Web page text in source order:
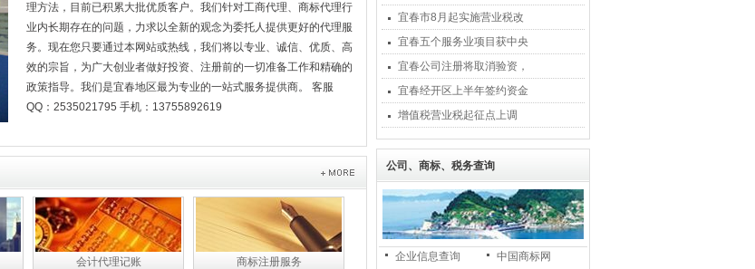
理方法，目前已积累大批优质客户。我们针对工商代理、商标代理行
业内长期存在的问题，力求以全新的观念为委托人提供更好的代理服
务。现在您只要通过本网站或热线，我们将以专业、诚信、优质、高
效的宗旨，为广大创业者做好投资、注册前的一切准备工作和精确的
政策指导。我们是宜春地区最为专业的一站式服务提供商。 客服
QQ：2535021795 手机：13755892619
会计代理记账 商标注册服务
宜春市8月起实施营业税改
宜春五个服务业项目获中央
宜春公司注册将取消验资，
宜春经开区上半年签约资金
增值税营业税起征点上调
公司、商标、税务查询
企业信息查询
中国商标网